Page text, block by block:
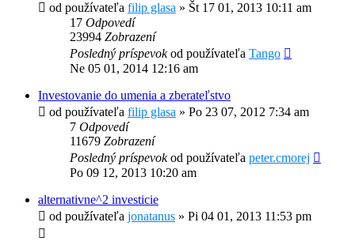
od používateľa filip glasa » Št 17 01, 2013 10:11 am
17 Odpovedí
23994 Zobrazení
Posledný príspevokod používateľa Tango
Ne 05 01, 2014 12:16 am
Investovanie do umenia a zberateľstvo
od používateľa filip glasa » Po 23 07, 2012 7:34 am
7 Odpovedí
11679 Zobrazení
Posledný príspevokod používateľa peter.cmorej
Po 09 12, 2013 10:20 am
alternativne^2 investicie
od používateľa jonatanus » Pi 04 01, 2013 11:53 pm